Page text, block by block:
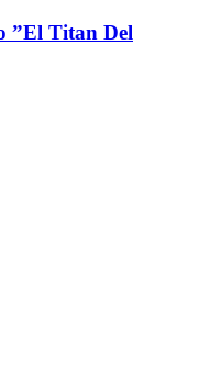
”El Titan Del